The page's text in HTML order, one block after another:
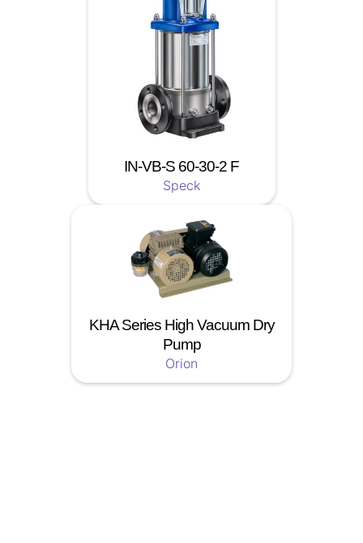
IN-VB-S 60-30-2 F
Speck
KHA Series High Vacuum Dry
Pump
Orion